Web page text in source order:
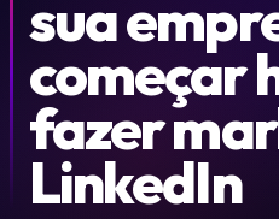
sua
começar
fazer
LinkedIn